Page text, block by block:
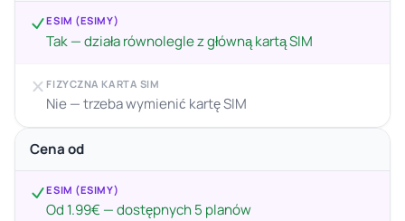
ESIM (ESIMY)
Tak — działa równolegle z główną kartą SIM
FIZYCZNA KARTA SIM
Nie — trzeba wymienić kartę SIM
Cena od
ESIM (ESIMY)
Od 1.99€ — dostępnych 5 planów